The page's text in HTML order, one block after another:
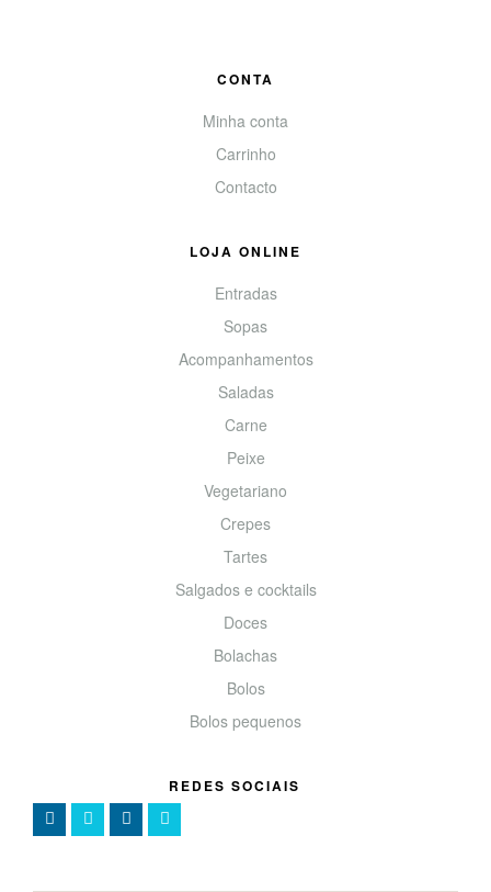
CONTA
Minha conta
Carrinho
Contacto
LOJA ONLINE
Entradas
Sopas
Acompanhamentos
Saladas
Carne
Peixe
Vegetariano
Crepes
Tartes
Salgados e cocktails
Doces
Bolachas
Bolos
Bolos pequenos
REDES SOCIAIS